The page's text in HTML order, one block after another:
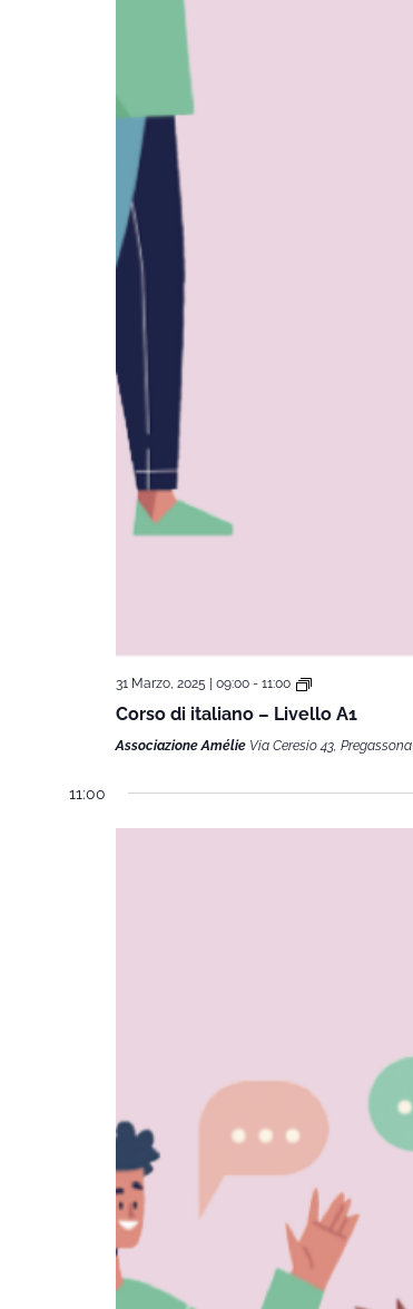
31 Marzo, 2025 | 09:00- 11:00
Corso di italiano – Livello A1
Associazione Amélie Via Ceresio 43, Pregassona
11:00